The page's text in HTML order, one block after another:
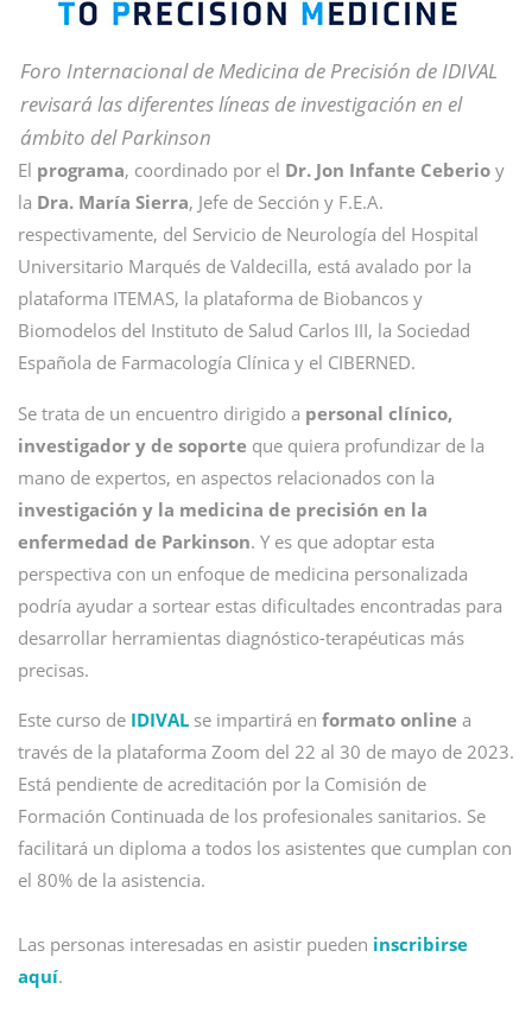
Foro Internacional de Medicina de Precisión de IDIVAL
revisará las diferentes líneas de investigación en el
ámbito del Parkinson
El programa, coordinado por el Dr. Jon Infante Ceberio y
la Dra. María Sierra, Jefe de Sección y F.E.A.
respectivamente, del Servicio de Neurología del Hospital
Universitario Marqués de Valdecilla, está avalado por la
plataforma ITEMAS, la plataforma de Biobancos y
Biomodelos del Instituto de Salud Carlos III, la Sociedad
Española de Farmacología Clínica y el CIBERNED.
Se trata de un encuentro dirigido a personal clínico,
investigador y de soporte que quiera profundizar de la
mano de expertos, en aspectos relacionados con la
investigación y la medicina de precisión en la
enfermedad de Parkinson. Y es que adoptar esta
perspectiva con un enfoque de medicina personalizada
podría ayudar a sortear estas dificultades encontradas para
desarrollar herramientas diagnóstico-terapéuticas más
precisas.
Este curso de IDIVAL se impartirá en formato online a
través de la plataforma Zoom del 22 al 30 de mayo de 2023.
Está pendiente de acreditación por la Comisión de
Formación Continuada de los profesionales sanitarios. Se
facilitará un diploma a todos los asistentes que cumplan con
el 80% de la asistencia.
Las personas interesadas en asistir pueden inscribirse
aquí.